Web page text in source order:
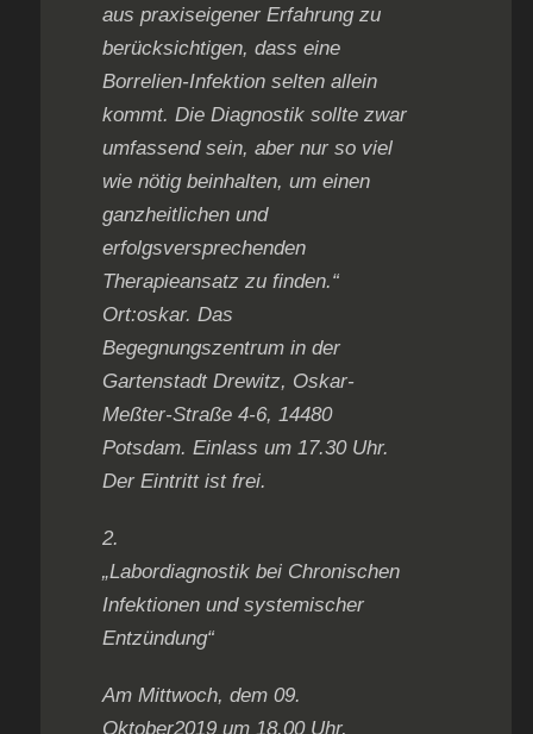
aus praxiseigener Erfahrung zu
berücksichtigen, dass eine
Borrelien-Infektion selten allein
kommt. Die Diagnostik sollte zwar
umfassend sein, aber nur so viel
wie nötig beinhalten, um einen
ganzheitlichen und
erfolgsversprechenden
Therapieansatz zu finden.“
Ort:oskar. Das
Begegnungszentrum in der
Gartenstadt Drewitz, Oskar-
Meßter-Straße 4-6, 14480
Potsdam. Einlass um 17.30 Uhr.
Der Eintritt ist frei.
2.
„Labordiagnostik bei Chronischen
Infektionen und systemischer
Entzündung“
Am Mittwoch, dem 09.
Oktober2019 um 18.00 Uhr,